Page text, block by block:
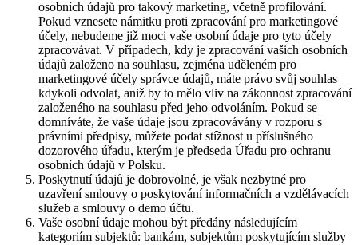
osobních údajů pro takový marketing, včetně profilování.
Pokud vznesete námitku proti zpracování pro marketingové
účely, nebudeme již moci vaše osobní údaje pro tyto účely
zpracovávat. V případech, kdy je zpracování vašich osobních
údajů založeno na souhlasu, zejména uděleném pro
marketingové účely správce údajů, máte právo svůj souhlas
kdykoli odvolat, aniž by to mělo vliv na zákonnost zpracování
založeného na souhlasu před jeho odvoláním. Pokud se
domníváte, že vaše údaje jsou zpracovávány v rozporu s
právními předpisy, můžete podat stížnost u příslušného
dozorového úřadu, kterým je předseda Úřadu pro ochranu
osobních údajů v Polsku.
Poskytnutí údajů je dobrovolné, je však nezbytné pro
uzavření smlouvy o poskytování informačních a vzdělávacích
služeb a smlouvy o demo účtu.
Vaše osobní údaje mohou být předány následujícím
kategoriím subjektů: bankám, subjektům poskytujícím služby